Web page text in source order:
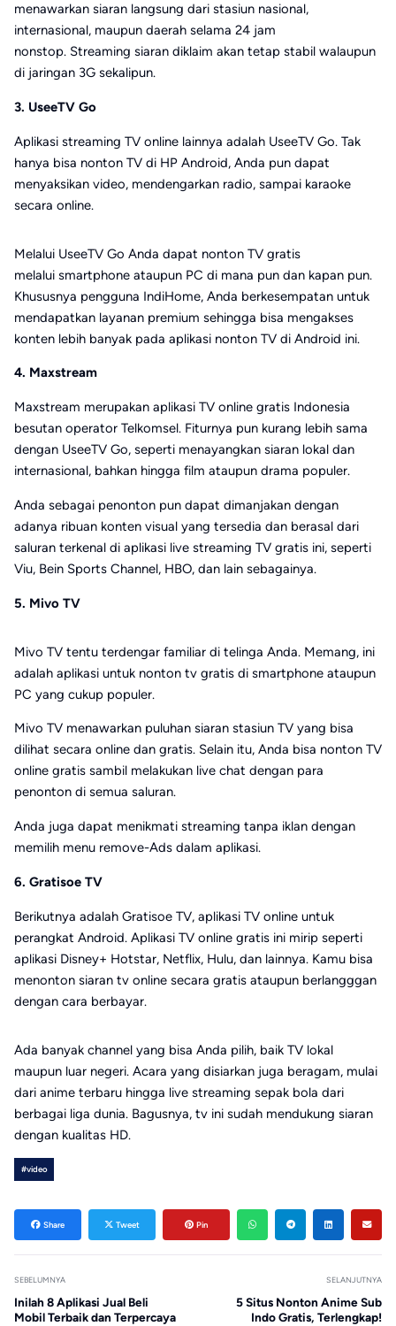
menawarkan siaran langsung dari stasiun nasional,
internasional, maupun daerah selama 24 jam
nonstop. Streaming siaran diklaim akan tetap stabil walaupun
di jaringan 3G sekalipun.
3. UseeTV Go
Aplikasi streaming TV online lainnya adalah UseeTV Go. Tak
hanya bisa nonton TV di HP Android, Anda pun dapat
menyaksikan video, mendengarkan radio, sampai karaoke
secara online.
Melalui UseeTV Go Anda dapat nonton TV gratis
melalui smartphone ataupun PC di mana pun dan kapan pun.
Khususnya pengguna IndiHome, Anda berkesempatan untuk
mendapatkan layanan premium sehingga bisa mengakses
konten lebih banyak pada aplikasi nonton TV di Android ini.
4. Maxstream
Maxstream merupakan aplikasi TV online gratis Indonesia
besutan operator Telkomsel. Fiturnya pun kurang lebih sama
dengan UseeTV Go, seperti menayangkan siaran lokal dan
internasional, bahkan hingga film ataupun drama populer.
Anda sebagai penonton pun dapat dimanjakan dengan
adanya ribuan konten visual yang tersedia dan berasal dari
saluran terkenal di aplikasi live streaming TV gratis ini, seperti
Viu, Bein Sports Channel, HBO, dan lain sebagainya.
5. Mivo TV
Mivo TV tentu terdengar familiar di telinga Anda. Memang, ini
adalah aplikasi untuk nonton tv gratis di smartphone ataupun
PC yang cukup populer.
Mivo TV menawarkan puluhan siaran stasiun TV yang bisa
dilihat secara online dan gratis. Selain itu, Anda bisa nonton TV
online gratis sambil melakukan live chat dengan para
penonton di semua saluran.
Anda juga dapat menikmati streaming tanpa iklan dengan
memilih menu remove-Ads dalam aplikasi.
6. Gratisoe TV
Berikutnya adalah Gratisoe TV, aplikasi TV online untuk
perangkat Android. Aplikasi TV online gratis ini mirip seperti
aplikasi Disney+ Hotstar, Netflix, Hulu, dan lainnya. Kamu bisa
menonton siaran tv online secara gratis ataupun berlangggan
dengan cara berbayar.
Ada banyak channel yang bisa Anda pilih, baik TV lokal
maupun luar negeri. Acara yang disiarkan juga beragam, mulai
dari anime terbaru hingga live streaming sepak bola dari
berbagai liga dunia. Bagusnya, tv ini sudah mendukung siaran
dengan kualitas HD.
#video
Share Tweet Pin
SEBELUMNYA
Inilah 8 Aplikasi Jual Beli
Mobil Terbaik dan Terpercaya
SELANJUTNYA
5 Situs Nonton Anime Sub
Indo Gratis, Terlengkap!